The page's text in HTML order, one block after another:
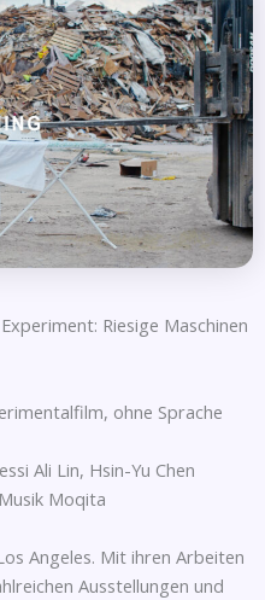
Riesige Maschinen
ohne Sprache
Ali Lin, Hsin-Yu Chen
Moqita
Angeles. Mit ihren Arbeiten
Ausstellungen und